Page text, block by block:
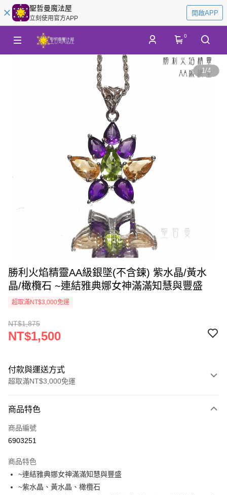
聖哲曼魔法屋
立刻使用官方APP
開啟APP
0
1/4
勝利火焰精靈AA級銀墜(不含鍊) 紫水晶/黃水
晶/橄欖石 ~連結雅典娜女神滿滿知慧與豐盛
超取滿NT$3,000免運
NT$1,875
NT$1,500
付款與運送方式
超取滿NT$3,000免運
信用卡一次付款
超商取貨付款
Apple Pay
街口支付
商品特色
商品編號
6903251
商品特色
~連結雅典娜女神滿滿知慧與豐盛
~紫水晶、黃水晶、橄欖石